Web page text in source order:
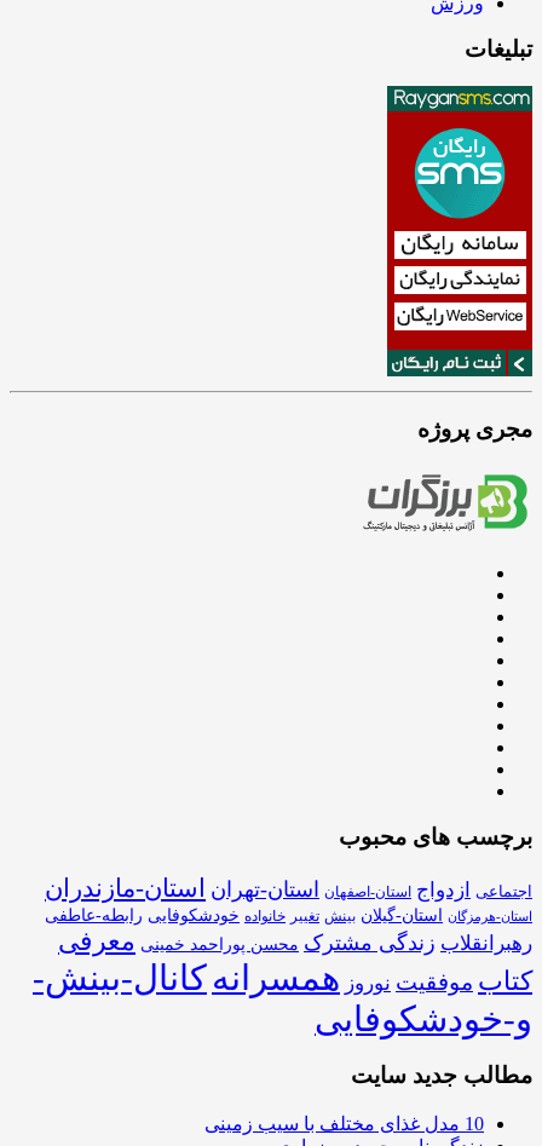
تبلیغات
مجری پروژه
برچسب های محبوب
اجتماعی ازدواج استان-اصفهان استان-تهران استان-مازندران
استان-هرمزگان استان-گیلان بینش تغییر خانواده خودشکوفایی رابطه-عاطفی
رهبرانقلاب زندگی مشترک محسن پوراحمد خمینی معرفی
کتاب موفقیت نوروز همسرانهکانال-بینش-
و-خودشکوفایی
مطالب جدید سایت
10 مدل غذای مختلف با سیب زمینی